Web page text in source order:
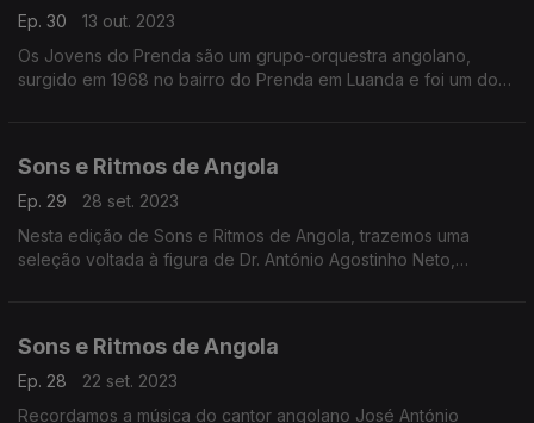
Ep. 30
13 out. 2023
Os Jovens do Prenda são um grupo-orquestra angolano,
surgido em 1968 no bairro do Prenda em Luanda e foi um dos
Sons e Ritmos de Angola
Ep. 29
28 set. 2023
Nesta edição de Sons e Ritmos de Angola, trazemos uma
seleção voltada à figura de Dr. António Agostinho Neto,
Sons e Ritmos de Angola
Ep. 28
22 set. 2023
Recordamos a música do cantor angolano José António